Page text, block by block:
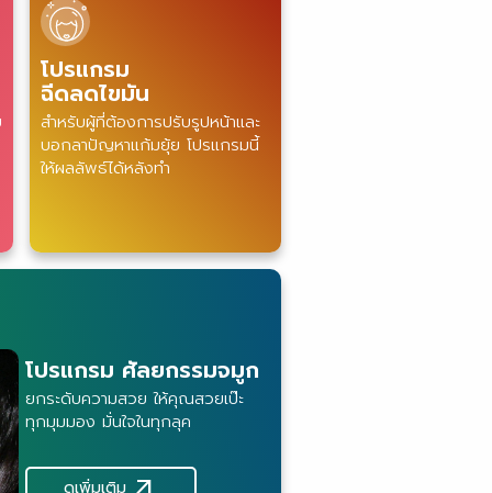
โปรแกรม
ฉีดลดไขมัน
สำหรับผู้ที่ต้องการปรับรูปหน้าและ
บอกลาปัญหาแก้มยุ้ย โปรแกรมนี้
ให้ผลลัพธ์ได้หลังทำ
โปรแกรม ศัลยกรรมจมูก
ยกระดับความสวย ให้คุณสวยเป๊ะ
ทุกมุมมอง มั่นใจในทุกลุค
ดูเพิ่มเติม